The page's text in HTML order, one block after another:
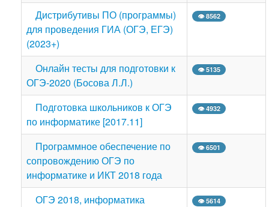
Дистрибутивы ПО (программы)
для проведения ГИА (ОГЭ, ЕГЭ)
(2023+)
👁 8562
Онлайн тесты для подготовки к
ОГЭ-2020 (Босова Л.Л.)
👁 5135
Подготовка школьников к ОГЭ
по информатике [2017.11]
👁 4932
Программное обеспечение по
сопровождению ОГЭ по
информатике и ИКТ 2018 года
👁 6501
ОГЭ 2018, информатика 👁 5614